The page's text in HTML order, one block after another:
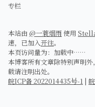
专栏
本站由 @一蓑烟雨使用
速，已加入开往。
本页访问量为： 加载中……
本博客所有文章除特别声明外
载请注明出处。
皖ICP备 2022014435号-1 |